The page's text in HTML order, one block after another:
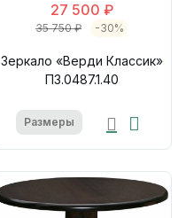
27 500 ₽
35 750 ₽ -30%
Зеркало «Верди Классик»
П3.0487.1.40
Размеры